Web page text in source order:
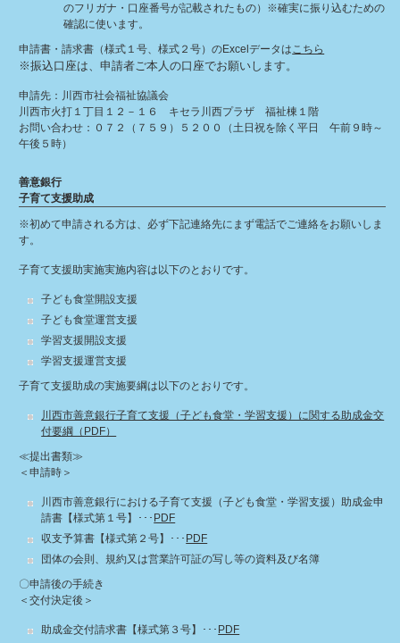
のフリガナ・口座番号が記載されたもの）※確実に振り込むための
確認に使います。
申請書・請求書（様式１号、様式２号）のExcelデータはこちら
※振込口座は、申請者ご本人の口座でお願いします。
申請先： 川西市社会福祉協議会
川西市火打１丁目１２－１６ キセラ川西プラザ 福祉棟１階
お問い合わせ： ０７２（７５９）５２００（土日祝を除く平日 午前９時～
午後５時）
善意銀行
子育て支援助成
※初めて申請される方は、必ず下記連絡先にまず電話でご連絡をお願いしま
す。
子育て支援助実施実施内容は以下のとおりです。
子ども食堂開設支援
子ども食堂運営支援
学習支援開設支援
学習支援運営支援
子育て支援助成の実施要綱は以下のとおりです。
川西市善意銀行子育て支援（子ども食堂・学習支援）に関する助成金交
付要綱（PDF）
≪提出書類≫
＜申請時＞
川西市善意銀行における子育て支援（子ども食堂・学習支援）助成金申
請書【様式第１号】･･･ PDF
収支予算書【様式第２号】･･･ PDF
団体の会則、規約又は営業許可証の写し等の資料及び名簿
〇申請後の手続き
＜交付決定後＞
助成金交付請求書【様式第３号】･･･ PDF